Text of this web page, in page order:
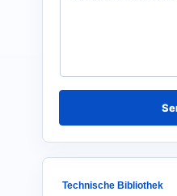
h
t
Technische Bibliothek